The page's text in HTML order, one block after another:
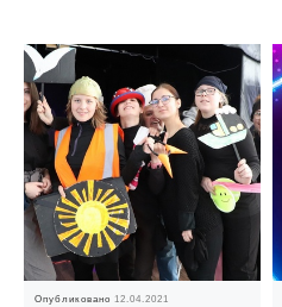
Опубликовано 12.04.2021